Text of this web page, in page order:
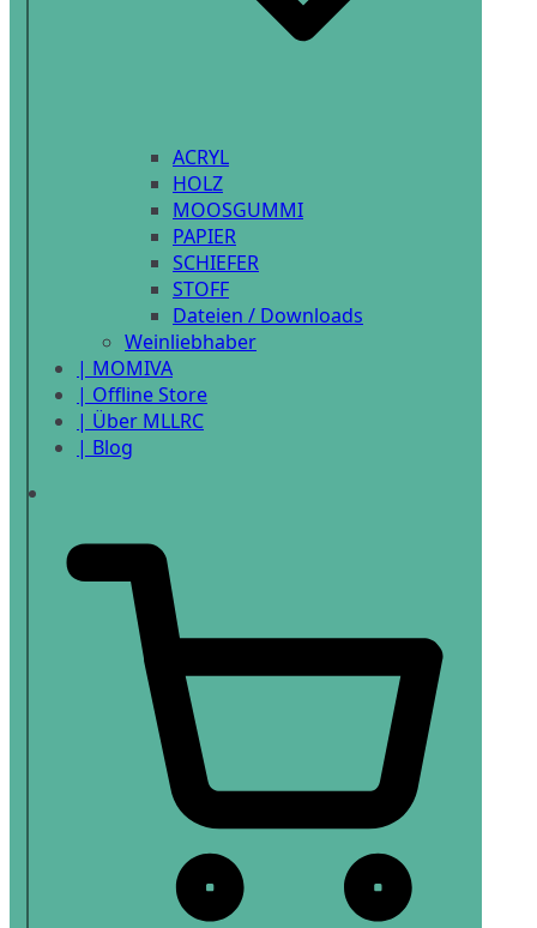
ACRYL
HOLZ
MOOSGUMMI
PAPIER
SCHIEFER
STOFF
Dateien / Downloads
Weinliebhaber
| MOMIVA
| Offline Store
| Über MLLRC
| Blog